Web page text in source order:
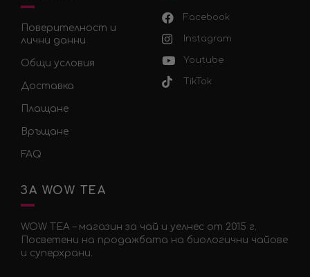
Поверителност и
лични данни
Общи условия
Доставка
Плащане
Връщане
FAQ
Facebook
Instagram
Youtube
TikTok
ЗА WOW TEA
WOW TEA – магазин за чай и уелнес от 2015 г.
Посветени на продажбата на биологични чайове
и суперхрани.